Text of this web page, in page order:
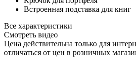
Встроенная подставка для книг
Все характеристики
Смотреть видео
Цена действительна только для
отличаться от цен в розничных